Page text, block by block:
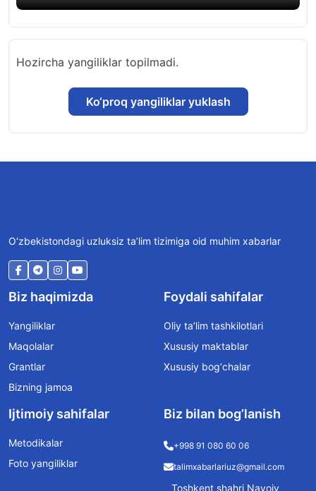
Hozircha yangiliklar topilmadi.
Ko‘proq yangiliklar yuklash
O‘zbekistondagi uzluksiz ta’lim tizimiga oid muhim xabarlar
Biz haqimizda
Yangiliklar
Maqolalar
Grantlar
Bizning jamoa
Foydali sahifalar
Oliy ta’lim tashkilotlari
Xususiy maktablar
Xususiy bog‘chalar
Ijtimoiy sahifalar
Metodikalar
Foto yangiliklar
Biz bilan bog’lanish
+998 91 080 60 06
talimxabarlariuz@gmail.com
Toshkent shahri Navoiy